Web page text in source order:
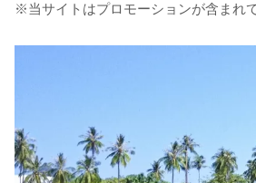
※当サイトはプロモーションが含まれ